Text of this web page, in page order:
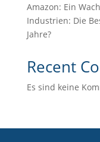
Amazon: Ein
Industrien: Die
Jahre?
Recent
Es sind keine